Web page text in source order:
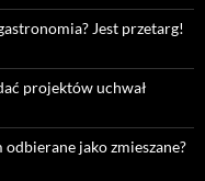
Jest przetarg!
projektów uchwał
odbierane jako zmieszane?